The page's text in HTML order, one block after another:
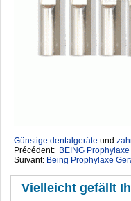
Günstige dentalgeräte ‎ und
Précédent: BEING
Suivant: Being Prophylaxe
Vielleicht gefällt